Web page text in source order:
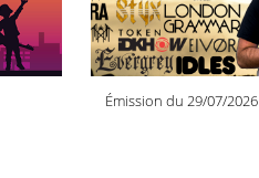
Émission du 29/07/2026